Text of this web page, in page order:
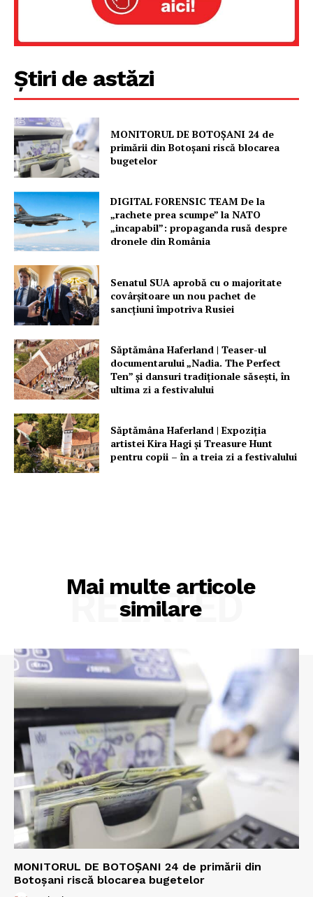
PRESShub
Despre noi / Echipa
Proiecte editoriale
Rețea
Contact
Știri de astăzi
MONITORUL DE BOTOȘANI 24 de
primării din Botoșani riscă blocarea
bugetelor
DIGITAL FORENSIC TEAM De la
„rachete prea scumpe” la NATO
„incapabil”: propaganda rusă despre
dronele din România
Senatul SUA aprobă cu o majoritate
covârșitoare un nou pachet de
sancțiuni împotriva Rusiei
Săptămâna Haferland | Teaser-ul
documentarului „Nadia. The Perfect
Ten” şi dansuri tradiţionale săseşti, în
ultima zi a festivalului
Săptămâna Haferland | Expoziţia
artistei Kira Hagi şi Treasure Hunt
pentru copii – în a treia zi a festivalului
Mai multe articole
similare
RELATED
MONITORUL DE BOTOȘANI 24 de primării din
Botoșani riscă blocarea bugetelor